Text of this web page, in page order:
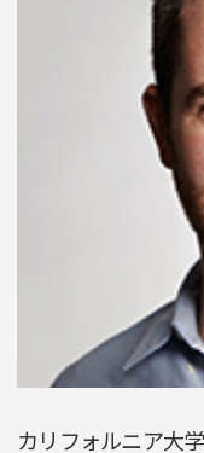
カリフォルニア大